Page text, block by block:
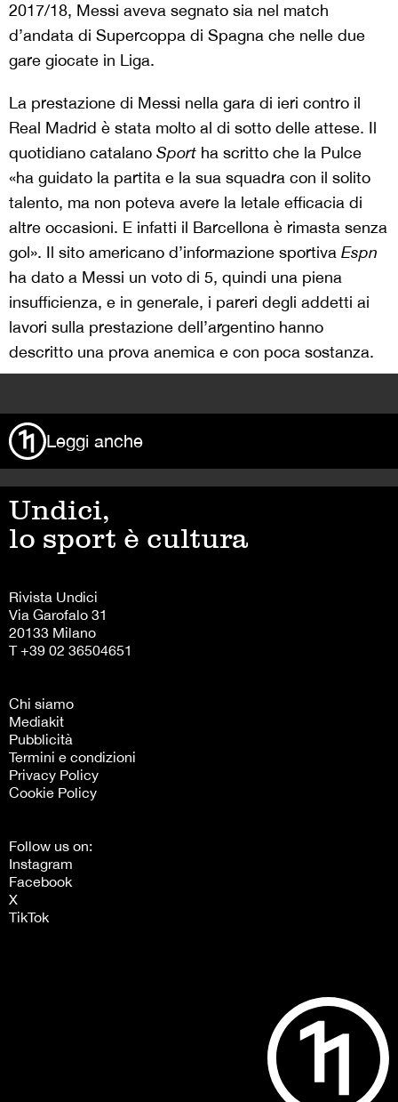
2017/18, Messi aveva segnato sia nel match
d’andata di Supercoppa di Spagna che nelle due
gare giocate in Liga.
La prestazione di Messi nella gara di ieri contro il
Real Madrid è stata molto al di sotto delle attese. Il
quotidiano catalano Sport ha scritto che la Pulce
«ha guidato la partita e la sua squadra con il solito
talento, ma non poteva avere la letale efficacia di
altre occasioni. E infatti il Barcellona è rimasta senza
gol». Il sito americano d’informazione sportiva Espn
ha dato a Messi un voto di 5, quindi una piena
insufficienza, e in generale, i pareri degli addetti ai
lavori sulla prestazione dell’argentino hanno
descritto una prova anemica e con poca sostanza.
Leggi anche
Undici,
lo sport è cultura
Rivista Undici
Via Garofalo 31
20133 Milano
T +39 02 36504651
Chi siamo
Mediakit
Pubblicità
Termini e condizioni
Privacy Policy
Cookie Policy
Follow us on:
Instagram
Facebook
X
TikTok